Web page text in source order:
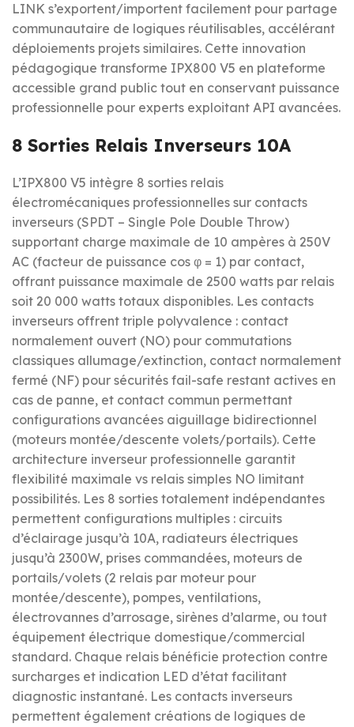
LINK s’exportent/importent facilement pour partage
communautaire de logiques réutilisables, accélérant
déploiements projets similaires. Cette innovation
pédagogique transforme IPX800 V5 en plateforme
accessible grand public tout en conservant puissance
professionnelle pour experts exploitant API avancées.
8 Sorties Relais Inverseurs 10A
L’IPX800 V5 intègre 8 sorties relais
électromécaniques professionnelles sur contacts
inverseurs (SPDT – Single Pole Double Throw)
supportant charge maximale de 10 ampères à 250V
AC (facteur de puissance cos φ = 1) par contact,
offrant puissance maximale de 2500 watts par relais
soit 20 000 watts totaux disponibles. Les contacts
inverseurs offrent triple polyvalence : contact
normalement ouvert (NO) pour commutations
classiques allumage/extinction, contact normalement
fermé (NF) pour sécurités fail-safe restant actives en
cas de panne, et contact commun permettant
configurations avancées aiguillage bidirectionnel
(moteurs montée/descente volets/portails). Cette
architecture inverseur professionnelle garantit
flexibilité maximale vs relais simples NO limitant
possibilités. Les 8 sorties totalement indépendantes
permettent configurations multiples : circuits
d’éclairage jusqu’à 10A, radiateurs électriques
jusqu’à 2300W, prises commandées, moteurs de
portails/volets (2 relais par moteur pour
montée/descente), pompes, ventilations,
électrovannes d’arrosage, sirènes d’alarme, ou tout
équipement électrique domestique/commercial
standard. Chaque relais bénéficie protection contre
surcharges et indication LED d’état facilitant
diagnostic instantané. Les contacts inverseurs
permettent également créations de logiques de